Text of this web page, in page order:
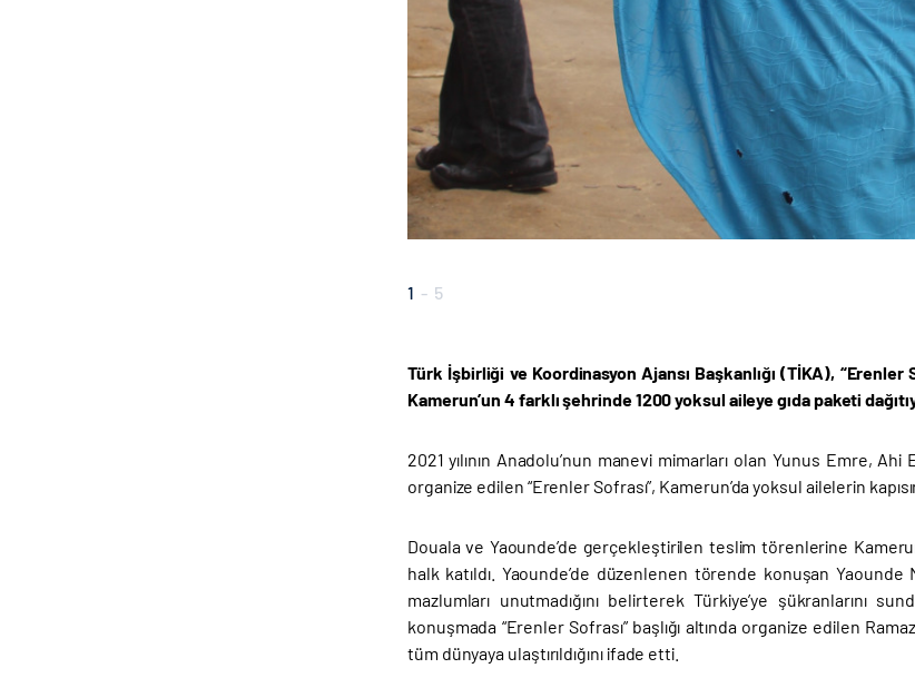
1 - 5
Türk İşbirliği ve Koordinasyon Ajansı Başkanlığı (TİKA),
Kamerun’un 4 farklı şehrinde 1200 yoksul aileye gıda paketi
2021 yılının Anadolu’nun manevi mimarları olan Yunus Emre,
organize edilen “Erenler Sofrası”, Kamerun’da yoksul ailelerin
Douala ve Yaounde’de gerçekleştirilen teslim törenlerine
halk katıldı. Yaounde’de düzenlenen törende konuşan Yaounde
mazlumları unutmadığını belirterek Türkiye’ye şükranlarını
konuşmada “Erenler Sofrası” başlığı altında organize edilen
tüm dünyaya ulaştırıldığını ifade etti.